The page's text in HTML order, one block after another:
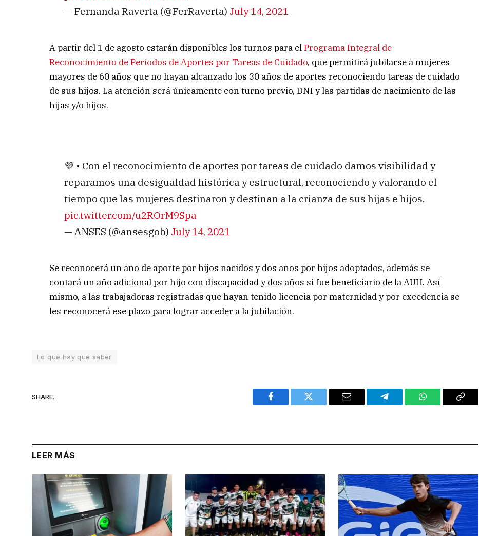
— Fernanda Raverta (@FerRaverta) July 14, 2021
A partir del 1 de agosto estarán disponibles los turnos para elPrograma Integral de
Reconocimiento de Períodos de Aportes por Tareas de Cuidado, que permitirá jubilarse a mujeres
mayores de 60 años que no hayan alcanzado los 30 años de aportes reconociendo tareas de cuidado
de sus hijos. La atención será únicamente con turno previo, DNI y las partidas de nacimiento de las
hijas y/o hijos.
💜 • Con el reconocimiento de aportes por tareas de cuidado damos visibilidad y
reparamos una desigualdad histórica y estructural, reconociendo y valorando el
tiempo que las mujeres destinaron y destinan a la crianza de sus hijas e hijos.
pic.twitter.com/u2ROrM9Spa
— ANSES (@ansesgob) July 14, 2021
Se reconocerá un año de aporte por hijos nacidos y dos años por hijos adoptados, además se
contará un año adicional por hijo con discapacidad y dos años si fue beneficiario de la AUH. Así
mismo, a las trabajadoras registradas que hayan tenido licencia por maternidad y por excedencia se
les reconocerá ese plazo para lograr acceder a la jubilación.
Lo que hay que saber
SHARE.
Facebook Twitter Email Telegram WhatsAppCopy
LEER MÁS